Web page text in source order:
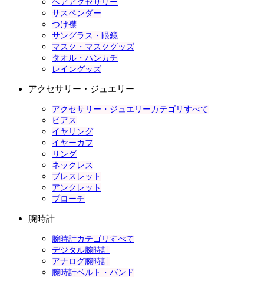
ヘアアクセサリー
サスペンダー
つけ襟
サングラス・眼鏡
マスク・マスクグッズ
タオル・ハンカチ
レイングッズ
アクセサリー・ジュエリー
アクセサリー・ジュエリーカテゴリすべて
ピアス
イヤリング
イヤーカフ
リング
ネックレス
ブレスレット
アンクレット
ブローチ
腕時計
腕時計カテゴリすべて
デジタル腕時計
アナログ腕時計
腕時計ベルト・バンド